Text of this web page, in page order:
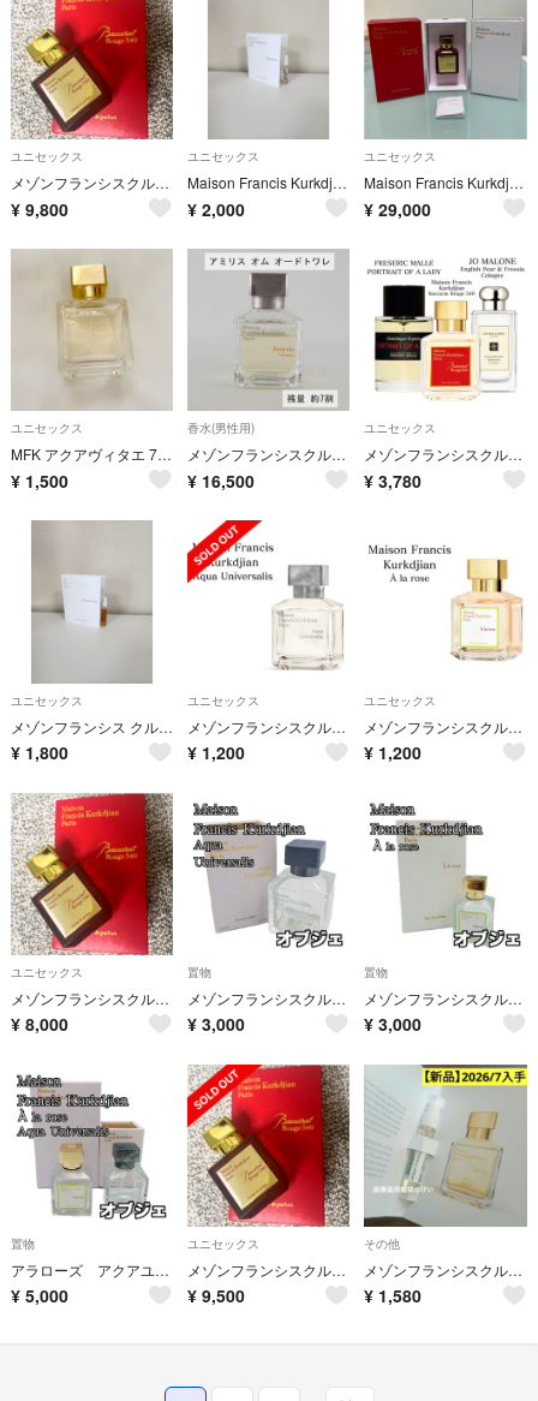
ユニセックス
メゾンフランシスクルジャン バカラルージュ540 70ml Ds717
¥ 9,800
ユニセックス
Maison Francis Kurkdjian メゾンフランシス クルジャン ア ラ ローズ オードパルファム♡サンプル♡
¥ 2,000
ユニセックス
Maison Francis Kurkdjian Baccarat Rouge 540 70ml
¥ 29,000
ユニセックス
MFK アクアヴィタエ 70ml
¥ 1,500
香水(男性用)
メゾンフランシスクルジャン アミリス オム オードトワレ USED美品 【残7割】MAISON FRANCIS KURKDJIAN 香水 X0396
¥ 16,500
ユニセックス
メゾンフランシスクルジャン バカラルージュ540 お得３本セット ミニ香水 お試し アトマイザー
¥ 3,780
ユニセックス
メゾンフランシス クルジャン グラン ソワール オードパルファム♡サンプル♡
¥ 1,800
ユニセックス
メゾンフランシスクルジャン アクアユニヴェルサリス ミニ香水 サンプル お試し
¥ 1,200
ユニセックス
メゾンフランシスクルジャン アラローズ ミニ香水 サンプル お試し アトマイザー
¥ 1,200
ユニセックス
メゾンフランシスクルジャン バカラルージュ540 70ml Ds77
¥ 8,000
置物
メゾンフランシスクルジャン アクアユニヴェルサリス 香水空瓶 70ml 箱あり
¥ 3,000
置物
メゾンフランシスクルジャン アラローズ 香水空瓶 70ml 箱あり
¥ 3,000
置物
アラローズ アクアユニヴェルサリス 香水空瓶 70ml 箱あり ２本セット
¥ 5,000
ユニセックス
メゾンフランシスクルジャン バカラルージュ540 70ml
¥ 9,500
その他
メゾンフランシスクルジャン APOM オードパルファム 香水 サンプル アポム
¥ 1,580